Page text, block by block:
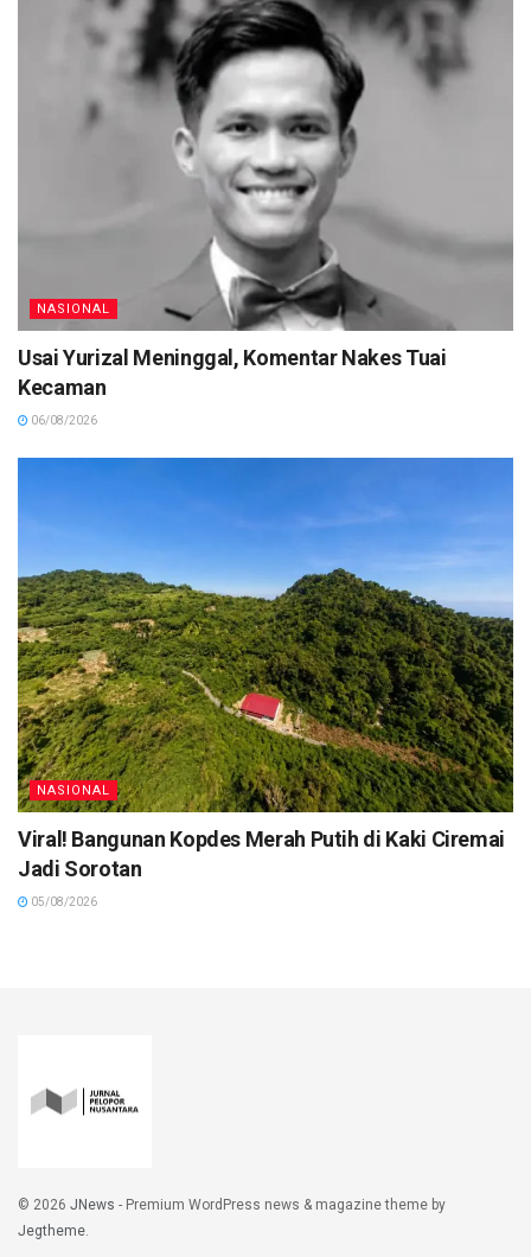
NASIONAL
Usai Yurizal Meninggal, Komentar Nakes Tuai
Kecaman
06/08/2026
NASIONAL
Viral! Bangunan Kopdes Merah Putih di Kaki Ciremai
Jadi Sorotan
05/08/2026
© 2026 JNews - Premium WordPress news & magazine theme by
Jegtheme.